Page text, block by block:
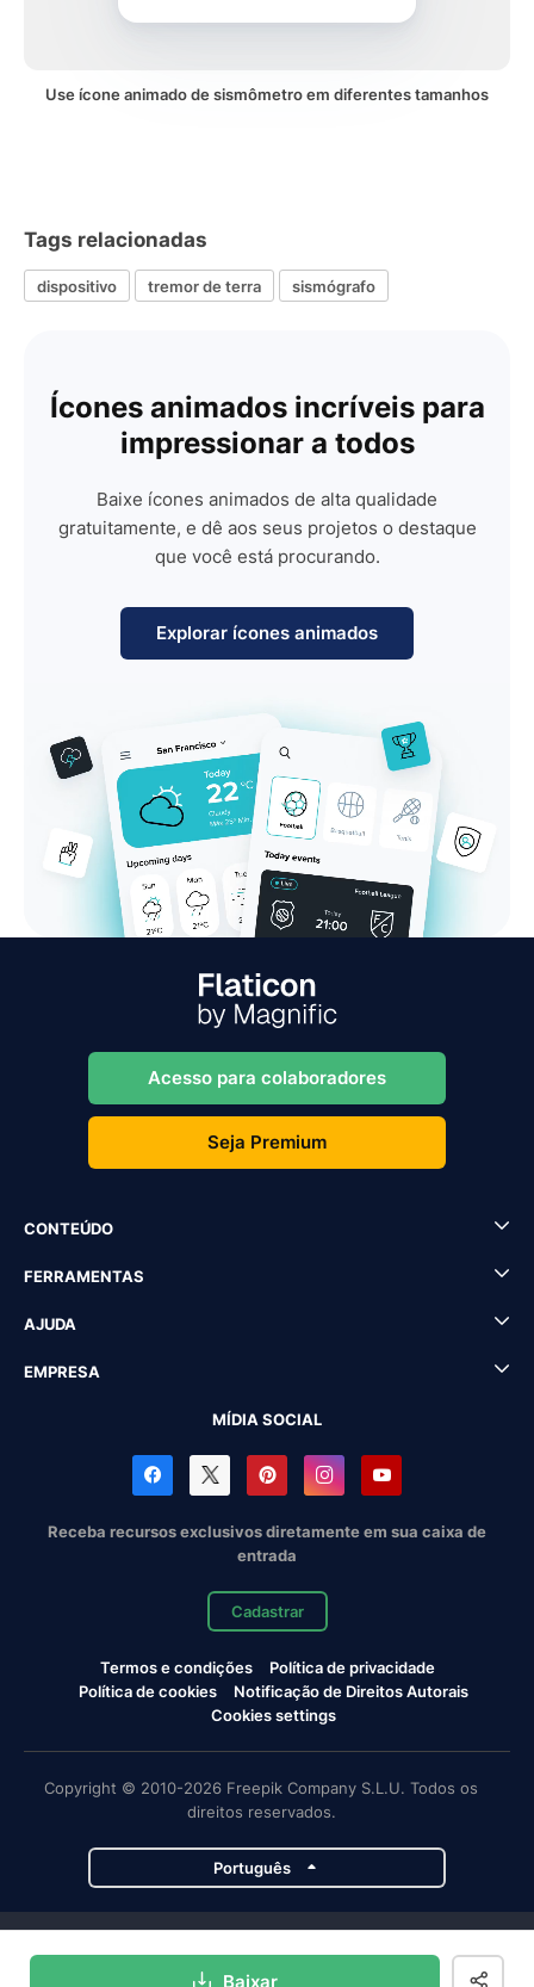
Baixar
Use ícone animado de sismômetro em diferentes tamanhos
Tags relacionadas
dispositivo tremor de terra sismógrafo
Ícones animados incríveis para
impressionar a todos
Baixe ícones animados de alta qualidade
gratuitamente, e dê aos seus projetos o destaque
que você está procurando.
Explorar ícones animados
Acesso para colaboradores
Seja Premium
CONTEÚDO
FERRAMENTAS
AJUDA
EMPRESA
MÍDIA SOCIAL
Receba recursos exclusivos diretamente em sua caixa de
entrada
Cadastrar
Termos e condições
Política de privacidade
Política de cookies
Notificação de Direitos Autorais
Cookies settings
Copyright © 2010-2026 Freepik Company S.L.U. Todos os
direitos reservados.
Português